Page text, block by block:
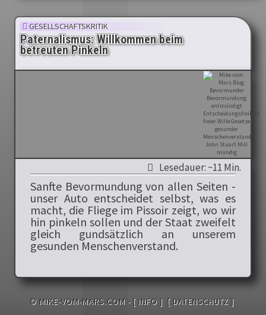
GESELLSCHAFTSKRITIK
Paternalismus: Willkommen beim
betreuten Pinkeln
Lesedauer: ~11 Min.
Sanfte Bevormundung von allen Seiten -
unser Auto entscheidet selbst, was es
macht, die Fliege im Pissoir zeigt, wo wir
hin pinkeln sollen und der Staat zweifelt
gleich gundsätzlich an unserem
gesunden Menschenverstand.
© MIKE-VOM-MARS.COM - [ INFO ] [ DATENSCHUTZ ]